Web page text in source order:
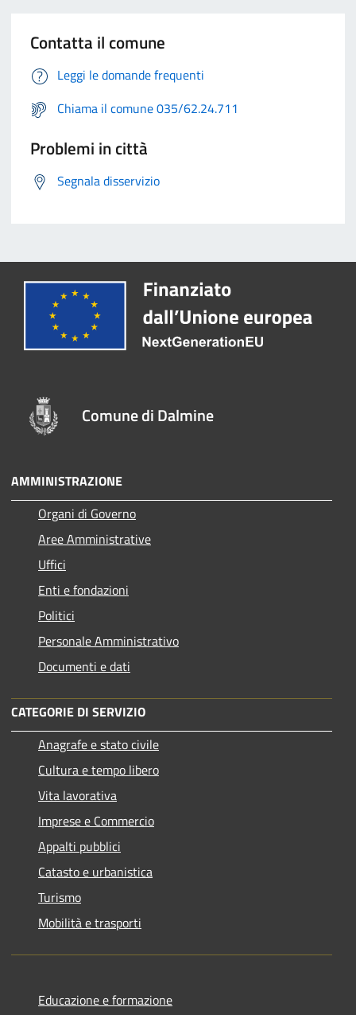
Contatta il comune
Leggi le domande frequenti
Chiama il comune 035/62.24.711
Problemi in città
Segnala disservizio
Comune di Dalmine
AMMINISTRAZIONE
Organi di Governo
Aree Amministrative
Uffici
Enti e fondazioni
Politici
Personale Amministrativo
Documenti e dati
CATEGORIE DI SERVIZIO
Anagrafe e stato civile
Cultura e tempo libero
Vita lavorativa
Imprese e Commercio
Appalti pubblici
Catasto e urbanistica
Turismo
Mobilità e trasporti
Educazione e formazione